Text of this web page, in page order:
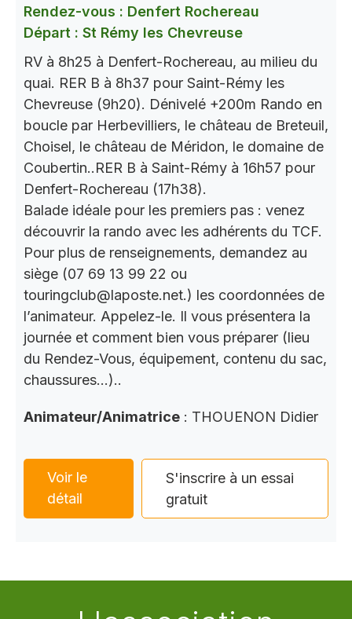
Rendez-vous : Denfert Rochereau
Départ : St Rémy les Chevreuse
RV à 8h25 à Denfert-Rochereau, au milieu du
quai. RER B à 8h37 pour Saint-Rémy les
Chevreuse (9h20). Dénivelé +200m Rando en
boucle par Herbevilliers, le château de Breteuil,
Choisel, le château de Méridon, le domaine de
Coubertin..RER B à Saint-Rémy à 16h57 pour
Denfert-Rochereau (17h38).
Balade idéale pour les premiers pas : venez
découvrir la rando avec les adhérents du TCF.
Pour plus de renseignements, demandez au
siège (07 69 13 99 22 ou
touringclub@laposte.net.) les coordonnées de
l’animateur. Appelez-le. Il vous présentera la
journée et comment bien vous préparer (lieu
du Rendez-Vous, équipement, contenu du sac,
chaussures…)..
Animateur/Animatrice : THOUENON Didier
Voir le
détail
S'inscrire à un essai
gratuit